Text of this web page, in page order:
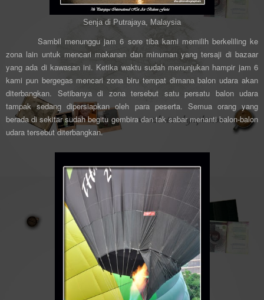
Senja di Putrajaya, Malaysia
Sambil menunggu jam 6 sore tiba kami memilih berkeliling ke
zona lain untuk mencari makanan dan minuman yang tersaji di bazaar
yang ada di kawasan ini. Ketika waktu sudah menunjukan hampir jam 6
kami pun bergegas mencari zona biru tempat dimana balon udara akan
diterbangkan. Setibanya di zona tersebut satu persatu balon udara
tampak sedang dipersiapkan oleh para peserta. Semua orang yang
berada di sekitar sudah begitu gembira dan tak sabar menanti balon-balon
udara tersebut diterbangkan.